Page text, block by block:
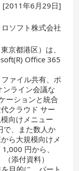
[2011年6月29日]
ソフト株式会社
京都港区）は、
Office 365
ァイル共有、ポ
ンライン会議な
ーションと統合
クラウド サー
向けメニュー
で、また数人か
ら大規模向けメ
円から、
添付資料）
目的に、パート